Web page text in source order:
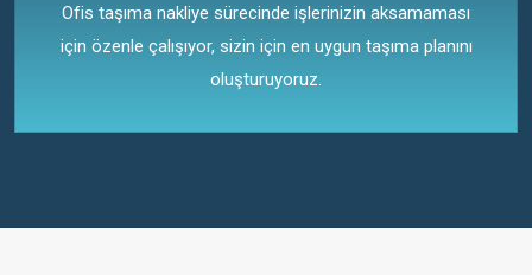
Ofis taşıma nakliye sürecinde işlerinizin aksamaması
için özenle çalışıyor, sizin için en uygun taşıma planını
oluşturuyoruz.